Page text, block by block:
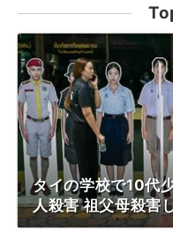
タイの学校で10代
人殺害 祖父母殺害